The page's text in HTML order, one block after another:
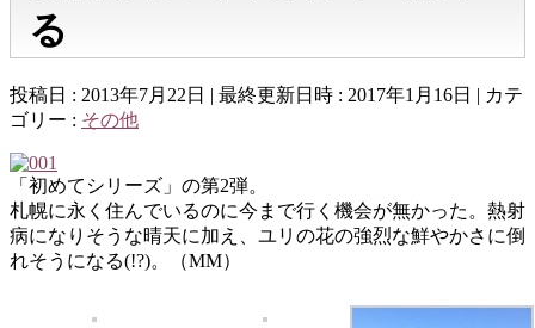
る
投稿日 : 2013年7月22日 最終更新日時 : 2017年1月16日
カテ
ゴリー : その他
「初めてシリーズ」の第2弾。
札幌に永く住んでいるのに今まで行く機会が無かった。熱射
病になりそうな晴天に加え、ユリの花の強烈な鮮やかさに倒
れそうになる(!?)。（MM）